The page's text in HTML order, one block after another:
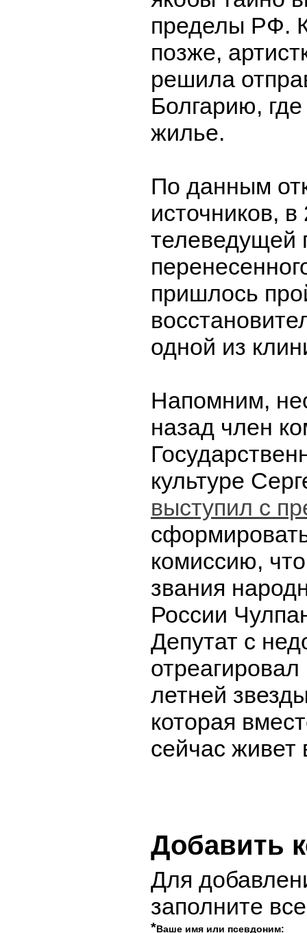
пределы РФ.
позже,
решила
Болгарию,
жилье.
По данным
источников, в
телеведущей
пришлось
одной из
Напомним,
назад член
культуре
выступил с
комиссию,
звания
России
Депутат с
летней
которая
сейчас живет
Добавить
Для
заполните
*Ваше имя или псевдоним: